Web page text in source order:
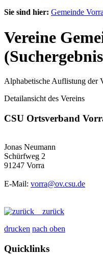
Sie sind hier: Gemeinde Vorra
Vereine
Alphabetische Auflistung der
Detailansicht des Vereins
CSU Ortsverband
Jonas Neumann
Schürfweg 2
91247 Vorra
E-Mail: vorra@ov.csu.de
zurück
drucken nach oben
Quicklinks